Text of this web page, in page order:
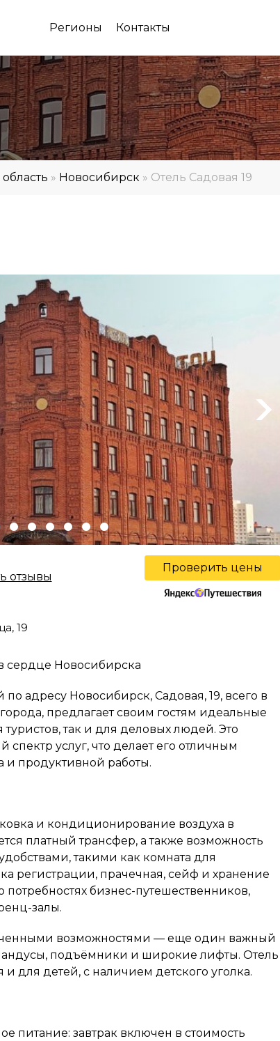
Регионы Контакты
» Новосибирск » Отель Садовая 19
Next
отзывы
Проверить цены
19
сердце Новосибирска
адресу Новосибирск, Садовая, 19, всего в
предлагает своим гостям идеальные
так и для деловых людей. Это
услуг, что делает его отличным
и продуктивной работы.
и кондиционирование воздуха в
платный трансфер, а также возможность
такими как комната для
регистрации, прачечная, сейф и хранение
потребностях бизнес-путешественников,
залы.
возможностями — еще один важный
подъёмники и широкие лифты. Отель
для детей, с наличием детского уголка.
питание: завтрак включен в стоимость